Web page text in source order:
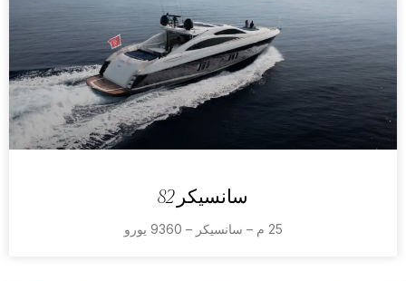
سانسيكر 82
25 م – سانسيكر – 9360 يورو